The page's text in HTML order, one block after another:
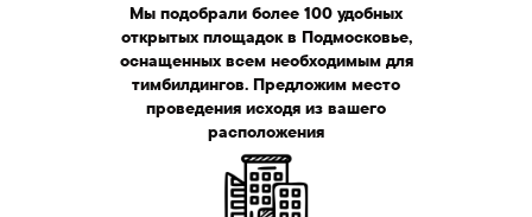
Мы подобрали более 100 удобных
открытых площадок в Подмосковье,
оснащенных всем необходимым для
тимбилдингов. Предложим место
проведения исходя из вашего
расположения